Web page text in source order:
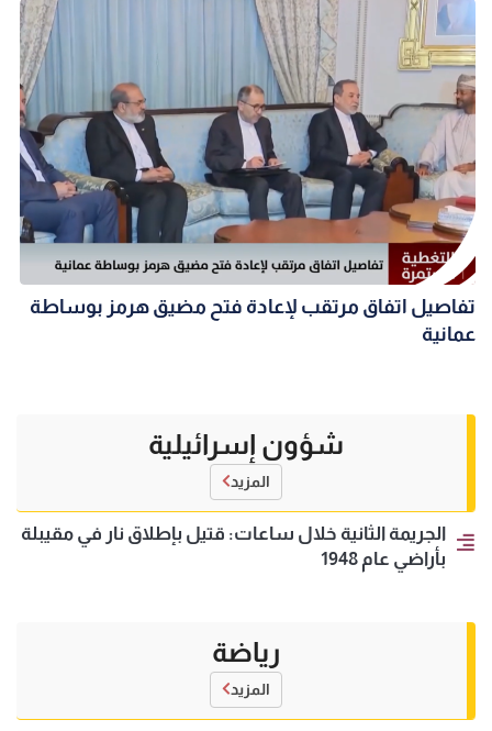
تفاصيل اتفاق مرتقب لإعادة فتح مضيق هرمز بوساطة
عمانية
شؤون إسرائيلية
المزيد
الجريمة الثانية خلال ساعات: قتيل بإطلاق نار في مقيبلة
بأراضي عام 1948
رياضة
المزيد